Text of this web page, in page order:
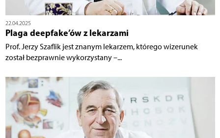
22.04.2025
Plaga deepfake’ów z lekarzami
Prof. Jerzy Szaflik jest znanym lekarzem, którego wizerunek
został bezprawnie wykorzystany –...